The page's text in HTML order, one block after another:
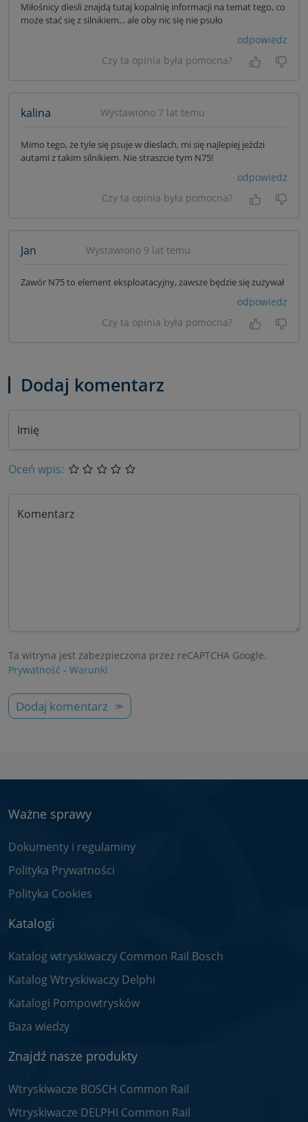
Miłośnicy diesli znajdą tutaj kopalnię informacji na temat tego, co
może stać się z silnikiem... ale oby nic się nie psuło
odpowiedz
Czy ta opinia była pomocna?
Tak, była
Nie
kalina Wystawiono 7 lat temu
Mimo tego, że tyle się psuje w dieslach, mi się najlepiej jeździ
autami z takim silnikiem. Nie straszcie tym N75!
odpowiedz
Czy ta opinia była pomocna?
Tak, była
Nie
Jan Wystawiono 9 lat temu
Zawór N75 to element eksploatacyjny, zawsze będzie się zużywał
odpowiedz
Czy ta opinia była pomocna?
Tak, była
Nie
Dodaj komentarz
Imię
Oceń wpis:
Komentarz
Ta witryna jest zabezpieczona przez reCAPTCHA Google.
Prywatność - Warunki
Dodaj komentarz
Ważne sprawy
Dokumenty i regulaminy
Polityka Prywatności
Polityka Cookies
Katalogi
Katalog wtryskiwaczy Common Rail Bosch
Katalog Wtryskiwaczy Delphi
Katalogi Pompowtrysków
Baza wiedzy
Znajdź nasze produkty
Wtryskiwacze BOSCH Common Rail
Wtryskiwacze DELPHI Common Rail